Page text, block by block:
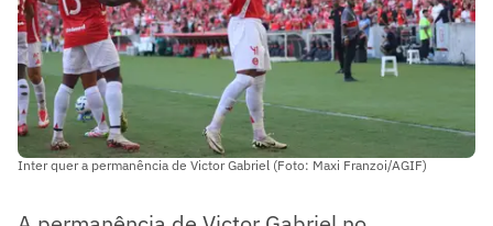
Inter quer a permanência de Victor Gabriel (Foto: Maxi Franzoi/AGIF)